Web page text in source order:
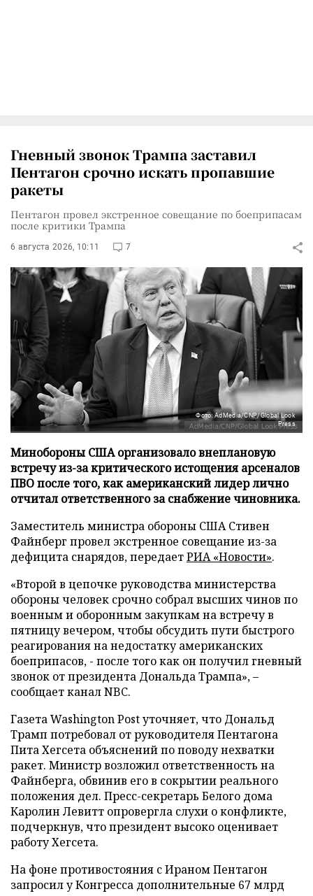
Гневный звонок Трампа заставил
Пентагон срочно искать пропавшие
ракеты
Пентагон провел экстренное совещание по боеприпасам
после критики Трампа
6 августа 2026, 10:11 7
Фото: AdMedia/CNP/Global Look
Press
Минобороны США организовало внеплановую
встречу из-за критического истощения арсеналов
ПВО после того, как американский лидер лично
отчитал ответственного за снабжение чиновника.
Заместитель министра обороны США Стивен
Файнберг провел экстренное совещание из-за
дефицита снарядов, передаетРИА «Новости».
«Второй в цепочке руководства министерства
обороны человек срочно собрал высших чинов по
военным и оборонным закупкам на встречу в
пятницу вечером, чтобы обсудить пути быстрого
реагирования на недостатку американских
боеприпасов, - после того как он получил гневный
звонок от президента Дональда Трампа», –
сообщает канал NBC.
Газета Washington Post уточняет, что Дональд
Трамп потребовал от руководителя Пентагона
Пита Хегсета объяснений по поводу нехватки
ракет. Министр возложил ответственность на
Файнберга, обвинив его в сокрытии реального
положения дел. Пресс-секретарь Белого дома
Каролин Левитт опровергла слухи о конфликте,
подчеркнув, что президент высоко оценивает
работу Хегсета.
На фоне противостояния с Ираном Пентагон
запросил у Конгресса дополнительные 67 млрд